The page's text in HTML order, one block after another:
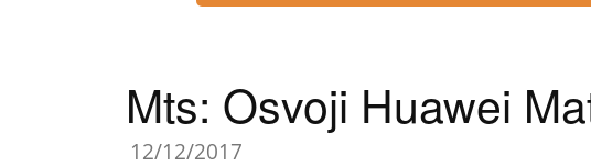
Mts: Osvoji Huawei
12/12/2017